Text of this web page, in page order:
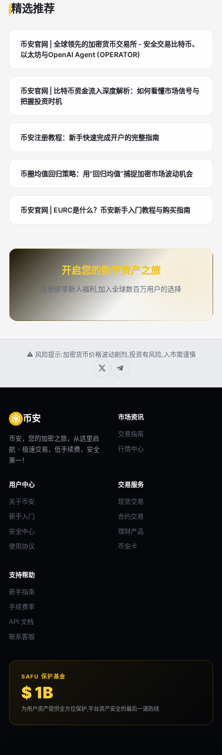
精选推荐
币安官网 | 全球领先的加密货币交易所 - 安全交易比特币、
以太坊与OpenAI Agent (OPERATOR)
币安官网 | 比特币资金流入深度解析：如何看懂市场信号与
把握投资时机
币安注册教程：新手快速完成开户的完整指南
币圈均值回归策略：用“回归均值”捕捉加密市场波动机会
币安官网 | EURC是什么？币安新手入门教程与购买指南
开启您的数字资产之旅
注册即享新人福利,加入全球数百万用户的选择
⚠ 风险提示:加密货币价格波动剧烈,投资有风险,入市需谨慎
币安
币安，您的加密之旅，从这里启
航 - 极速交易，低手续费，安全
第一！
市场资讯
交易指南
行情中心
用户中心
关于币安
新手入门
安全中心
使用协议
交易服务
现货交易
合约交易
理财产品
币安卡
支持帮助
新手指南
手续费率
API 文档
联系客服
SAFU 保护基金
$ 1B
为用户资产提供全方位保护,平台资产安全的最后一道防线